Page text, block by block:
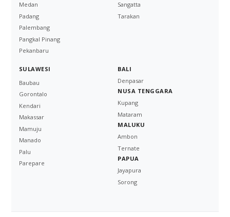
Medan
Padang
Palembang
Pangkal Pinang
Pekanbaru
Sangatta
Tarakan
SULAWESI
Baubau
Gorontalo
Kendari
Makassar
Mamuju
Manado
Palu
Parepare
BALI
Denpasar
NUSA TENGGARA
Kupang
Mataram
MALUKU
Ambon
Ternate
PAPUA
Jayapura
Sorong